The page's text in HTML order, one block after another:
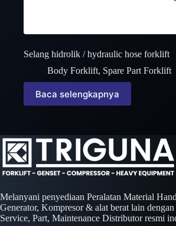
Selang hidrolik / hydraulic hose forklift
Body Forklift, Spare Part Forklift
Baca selengkapnya
Melanyani penyediaan Peralatan Material
Generator, Kompresor & alat berat lain
Service, Part, Maintenance Distributor resmi